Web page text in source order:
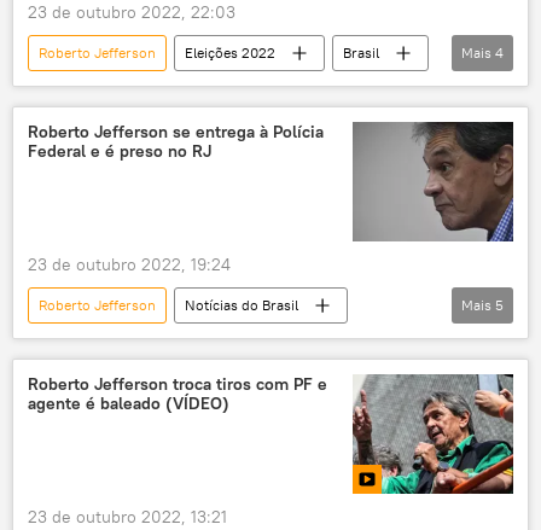
23 de outubro 2022, 22:03
Roberto Jefferson Eleições 2022
Brasil
governo Bolsonaro
Jair Bolsonaro
declaração
política
Mais 4
Roberto Jefferson se entrega à Polícia
Federal e é preso no RJ
23 de outubro 2022, 19:24
Roberto Jefferson
Notícias do Brasil
Rio de Janeiro
Polícia Federal
Jair Bolsonaro
Eleições 2022 TSE
Mais 5
Roberto Jefferson troca tiros com PF e
agente é baleado (VÍDEO)
23 de outubro 2022, 13:21